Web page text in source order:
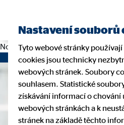
No news available.
Nastavení souborů
Tyto webové stránky
cookies jsou technicky
webových stránek. Soubory
souhlasem. Statistické
získávání informací o chování
webových stránkách a k
stránek na základě těchto